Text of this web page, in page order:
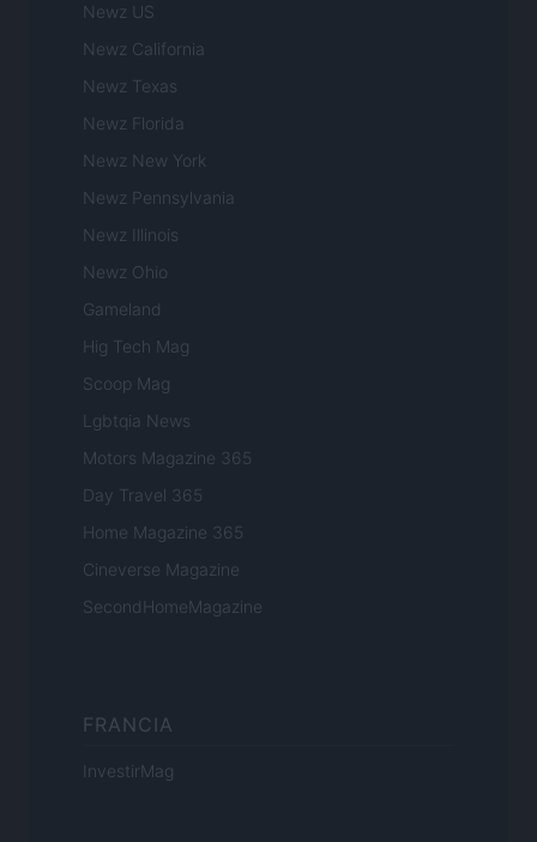
Newz US
Newz California
Newz Texas
Newz Florida
Newz New York
Newz Pennsylvania
Newz Illinois
Newz Ohio
Gameland
Hig Tech Mag
Scoop Mag
Lgbtqia News
Motors Magazine 365
Day Travel 365
Home Magazine 365
Cineverse Magazine
SecondHomeMagazine
FRANCIA
InvestirMag